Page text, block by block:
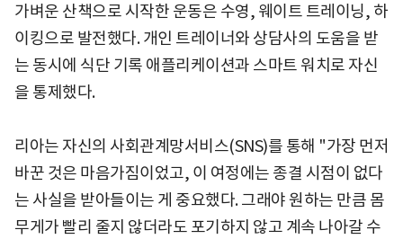
가벼운 산책으로 시작한 운동은 수영, 웨이트 트레이닝, 하
이킹으로 발전했다. 개인 트레이너와 상담사의 도움을 받
는 동시에 식단 기록 애플리케이션과 스마트 워치로 자신
을 통제했다.
리아는 자신의 사회관계망서비스(SNS)를 통해 "가장 먼저
바꾼 것은 마음가짐이었고, 이 여정에는 종결 시점이 없다
는 사실을 받아들이는 게 중요했다. 그래야 원하는 만큼 몸
무게가 빨리 줄지 않더라도 포기하지 않고 계속 나아갈 수